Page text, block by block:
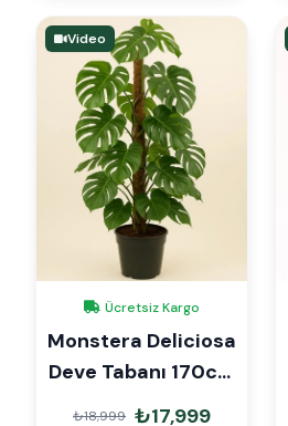
Video
Ücretsiz Kargo
Monstera Deliciosa
Deve Tabanı 170cm
Mons Çubuklu
₺18,999 ₺17,999